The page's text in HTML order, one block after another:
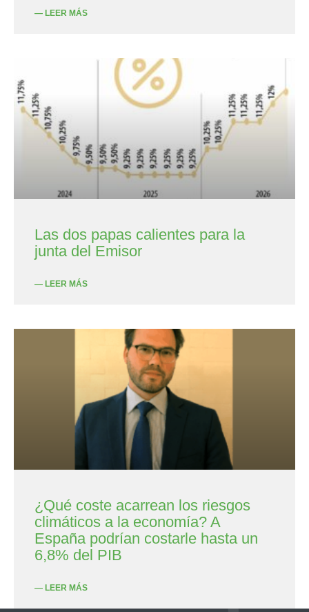
— LEER MÁS
Las dos papas calientes para la
junta del Emisor
— LEER MÁS
¿Qué coste acarrean los riesgos
climáticos a la economía? A
España podrían costarle hasta un
6,8% del PIB
— LEER MÁS